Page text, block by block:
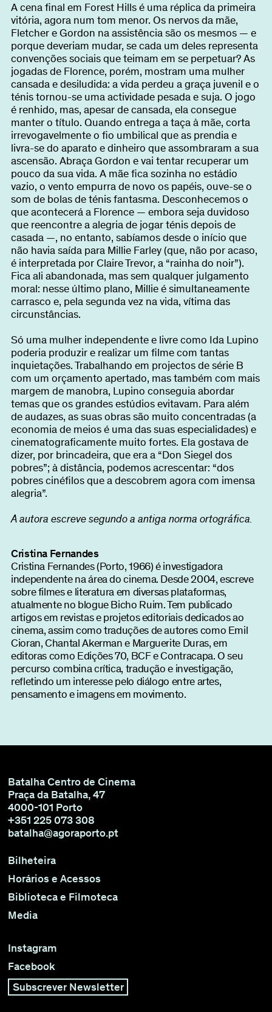
A cena final em Forest Hills é uma réplica da primeira
vitória, agora num tom menor. Os nervos da mãe,
Fletcher e Gordon na assistência são os mesmos — e
porque deveriam mudar, se cada um deles representa
convenções sociais que teimam em se perpetuar? As
jogadas de Florence, porém, mostram uma mulher
cansada e desiludida: a vida perdeu a graça juvenil e o
ténis tornou-se uma actividade pesada e suja. O jogo
é renhido, mas, apesar de cansada, ela consegue
manter o título. Quando entrega a taça à mãe, corta
irrevogavelmente o fio umbilical que as prendia e
livra-se do aparato e dinheiro que assombraram a sua
ascensão. Abraça Gordon e vai tentar recuperar um
pouco da sua vida. A mãe fica sozinha no estádio
vazio, o vento empurra de novo os papéis, ouve-se o
som de bolas de ténis fantasma. Desconhecemos o
que acontecerá a Florence — embora seja duvidoso
que reencontre a alegria de jogar ténis depois de
casada —, no entanto, sabíamos desde o início que
não havia saída para Millie Farley (que, não por acaso,
é interpretada por Claire Trevor, a “rainha do noir”).
Fica ali abandonada, mas sem qualquer julgamento
moral: nesse último plano, Millie é simultaneamente
carrasco e, pela segunda vez na vida, vítima das
circunstâncias.
Só uma mulher independente e livre como Ida Lupino
poderia produzir e realizar um filme com tantas
inquietações. Trabalhando em projectos de série B
com um orçamento apertado, mas também com mais
margem de manobra, Lupino conseguia abordar
temas que os grandes estúdios evitavam. Para além
de audazes, as suas obras são muito concentradas (a
economia de meios é uma das suas especialidades) e
cinematograficamente muito fortes. Ela gostava de
dizer, por brincadeira, que era a “Don Siegel dos
pobres”; à distância, podemos acrescentar: “dos
pobres cinéfilos que a descobrem agora com imensa
alegria”.
A autora escreve segundo a antiga norma ortográfica.
Cristina Fernandes
Cristina Fernandes (Porto, 1966) é investigadora
independente na área do cinema. Desde 2004, escreve
sobre filmes e literatura em diversas plataformas,
atualmente no blogue Bicho Ruim. Tem publicado
artigos em revistas e projetos editoriais dedicados ao
cinema, assim como traduções de autores como Emil
Cioran, Chantal Akerman e Marguerite Duras, em
editoras como Edições 70, BCF e Contracapa. O seu
percurso combina crítica, tradução e investigação,
refletindo um interesse pelo diálogo entre artes,
pensamento e imagens em movimento.
Batalha Centro de Cinema
Praça da Batalha, 47
4000-101 Porto
+351 225 073 308
batalha@agoraporto.pt
Bilheteira
Horários e Acessos
Biblioteca e Filmoteca
Media
Instagram
Facebook
Subscrever Newsletter